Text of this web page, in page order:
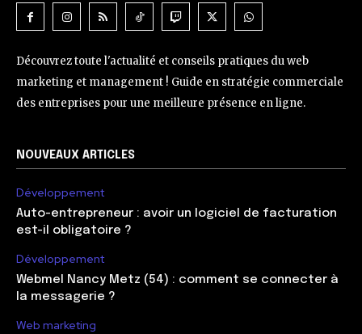
Découvrez toute l'actualité et conseils pratiques du web
marketing et management ! Guide en stratégie commerciale
des entreprises pour une meilleure présence en ligne.
NOUVEAUX ARTICLES
Développement
Auto-entrepreneur : avoir un logiciel de facturation
est-il obligatoire ?
Développement
Webmel Nancy Metz (54) : comment se connecter à
la messagerie ?
Web marketing